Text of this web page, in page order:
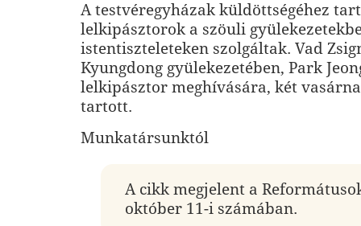
A testvéregyházak küldöttségéhez
lelkipásztorok a szöuli
istentiszteleteken szolgáltak. Vad
Kyungdong gyülekezetében, Park
lelkipásztor meghívására, két
tartott.
Munkatársunktól
A cikk megjelent a
október 11-i számában.